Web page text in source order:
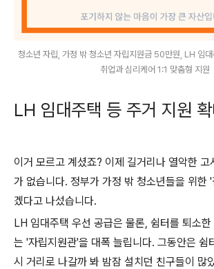
청소년 자립, 가정 밖 청소년 자립지원금 50만원, LH 임대
취업과 심리케어 1:1 맞춤형 지원
LH 임대주택 등 주거 지원 확
이거 모르고 계셨죠? 이제 길거리나 열악한 고
가 없습니다. 정부가 가정 밖 청소년들을 위한
겠다고 나섰습니다.
LH 임대주택 우선 공급은 물론, 쉼터를 퇴소
는 '자립지원관'을 대폭 늘립니다. 그동안은 쉼
시 거리로 나갈까 봐 밤잠 설치던 친구들이 많